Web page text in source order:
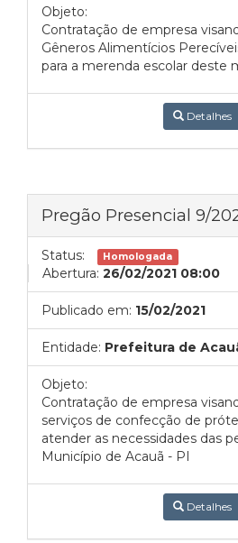
Objeto:
Contratação de empresa
Gêneros Alimentícios
para a merenda escolar deste
Detalhes
Pregão Presencial 9/
Status: Homologada
Abertura: 26/02/2021 08:00
Publicado em: 15/02/2021
Entidade: Prefeitura de
Objeto:
Contratação de empresa
serviços de confecção de
atender as necessidades das
Município de Acauã - PI
Detalhes